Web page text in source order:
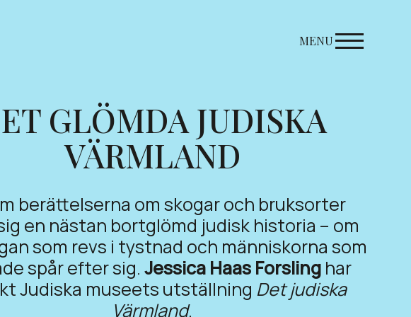
MENU
GLÖMDA JUDISKA
VÄRMLAND
berättelserna om skogar och bruksorter
en nästan bortglömd judisk historia – om
som revs i tystnad och människorna som
spår efter sig. Jessica Haas Forsling har
Judiska museets utställning Det judiska
Värmland.